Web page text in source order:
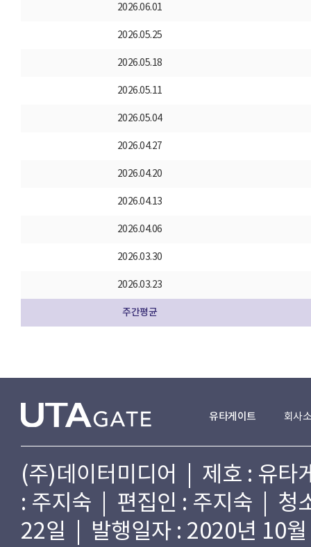
2026.06.01
2026.05.25
2026.05.18
2026.05.11
2026.05.04
2026.04.27
2026.04.20
2026.04.13
2026.04.06
2026.03.30
2026.03.23
주간평균
유타게이트 회사
(주)데이터미디어 | 제호 : 유
: 주지숙 | 편집인 : 주지숙 | 청
22일 | 발행일자 : 2020년 10